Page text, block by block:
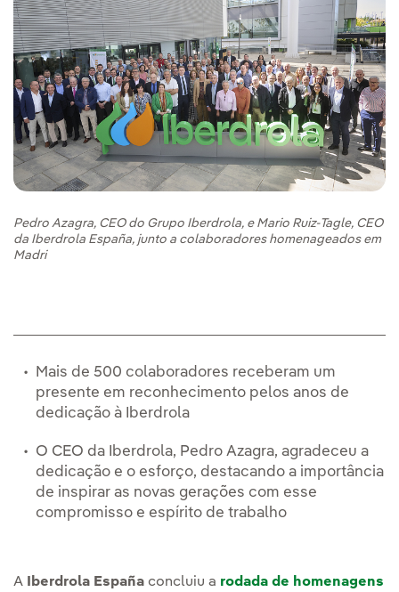
Pedro Azagra, CEO do Grupo Iberdrola, e Mario Ruiz-Tagle, CEO
da Iberdrola España, junto a colaboradores homenageados em
Madri
Mais de 500 colaboradores receberam um
presente em reconhecimento pelos anos de
dedicação à Iberdrola
O CEO da Iberdrola, Pedro Azagra, agradeceu a
dedicação e o esforço, destacando a importância
de inspirar as novas gerações com esse
compromisso e espírito de trabalho
A Iberdrola España concluiu a rodada de homenagens